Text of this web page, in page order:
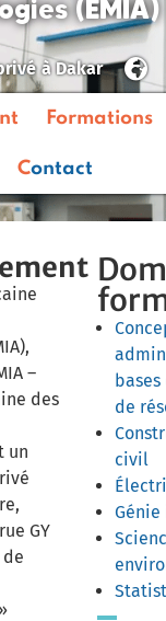
(EMIA)
àDakar
Formations
Contact
–
des
un
GY
de
de
civil